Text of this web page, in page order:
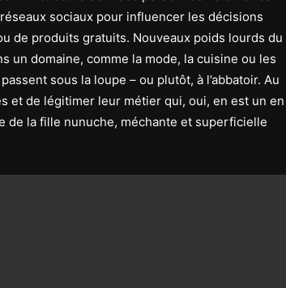
sociaux pour influencer les décisions
de produits gratuits. Nouveaux poids lourds du
un domaine, comme la mode, la cuisine ou les
sous la loupe – ou plutôt, à l’abbatoir. Au
et de légitimer leur métier qui, oui, en est un en
de la fille nunuche, méchante et superficielle